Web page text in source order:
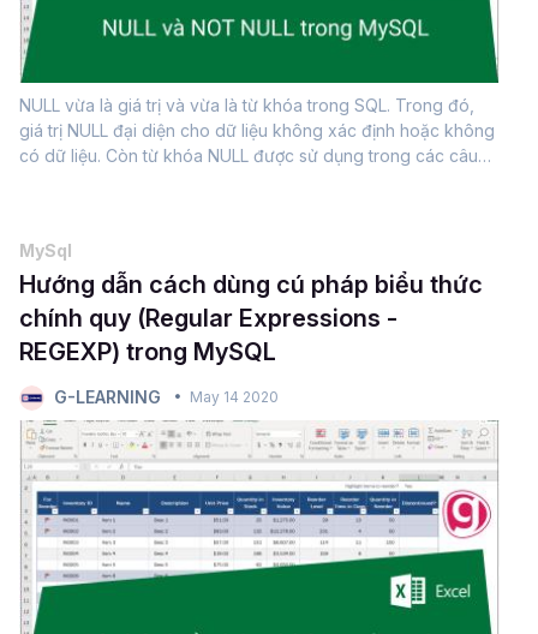
NULL vừa là giá trị và vừa là từ khóa trong SQL. Trong đó,
giá trị NULL đại diện cho dữ liệu không xác định hoặc không
có dữ liệu. Còn từ khóa NULL được sử dụng trong các câu
MySql
Hướng dẫn cách dùng cú pháp biểu thức
chính quy (Regular Expressions -
REGEXP) trong MySQL
G-LEARNING May 14 2020